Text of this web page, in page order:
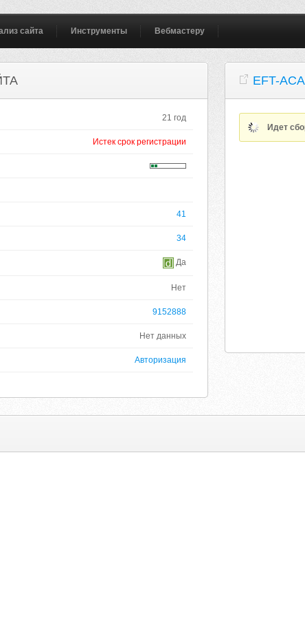
сайта Инструменты Вебмастеру
21 год
Истек срок регистрации
41
34
Да
Нет
9152888
Нет данных
Авторизация
EFT-
Идет